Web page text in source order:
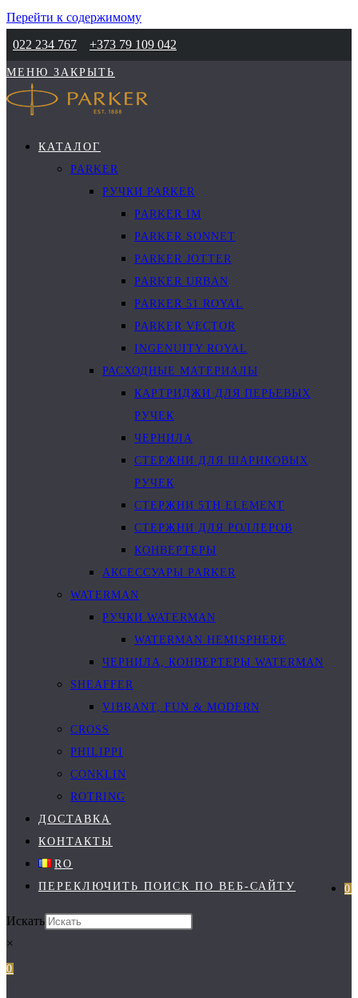
Перейти к содержимому
022 234 767
+373 79 109 042
МЕНЮ ЗАКРЫТЬ
КАТАЛОГ
PARKER
РУЧКИ PARKER
PARKER IM
PARKER SONNET
PARKER JOTTER
PARKER URBAN
PARKER 51 ROYAL
PARKER VECTOR
INGENUITY ROYAL
РАСХОДНЫЕ МАТЕРИАЛЫ
КАРТРИДЖИ ДЛЯ ПЕРЬЕВЫХ
РУЧЕК
ЧЕРНИЛА
СТЕРЖНИ ДЛЯ ШАРИКОВЫХ
РУЧЕК
СТЕРЖНИ 5TH ELEMENT
СТЕРЖНИ ДЛЯ РОЛЛЕРОВ
КОНВЕРТЕРЫ
АКСЕССУАРЫ PARKER
WATERMAN
РУЧКИ WATERMAN
WATERMAN HEMISPHERE
ЧЕРНИЛА, КОНВЕРТЕРЫ WATERMAN
SHEAFFER
VIBRANT, FUN & MODERN
CROSS
PHILIPPI
CONKLIN
ROTRING
ДОСТАВКА
КОНТАКТЫ
RO
0
ПЕРЕКЛЮЧИТЬ ПОИСК ПО ВЕБ-САЙТУ
Искать
×
0